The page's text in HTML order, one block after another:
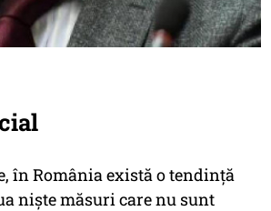
în România există o tendință
niște măsuri care nu sunt